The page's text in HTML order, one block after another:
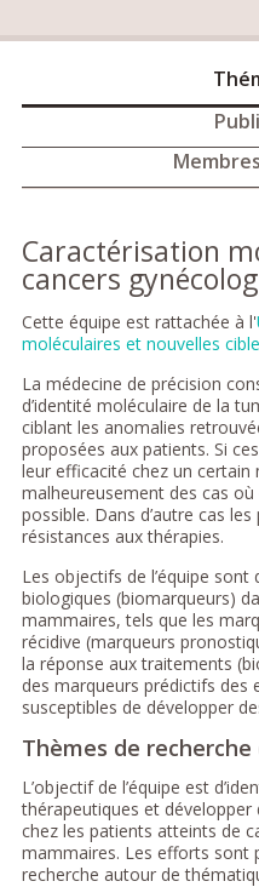
Caractérisation
cancers
Cette équipe est rattachée à l'
moléculaires et nouvelles
La médecine de précision
d’identité moléculaire de la
ciblant les anomalies
proposées aux patients. Si
leur efficacité chez un
malheureusement des cas où
possible. Dans d’autre cas
résistances aux thérapies.
Les objectifs de l’équipe sont
biologiques (biomarqueurs)
mammaires, tels que les
récidive (marqueurs
la réponse aux traitements
des marqueurs prédictifs des
susceptibles de développer
Thèmes de recherche
L’objectif de l’équipe est
thérapeutiques et
chez les patients atteints de
mammaires. Les efforts sont
recherche autour de